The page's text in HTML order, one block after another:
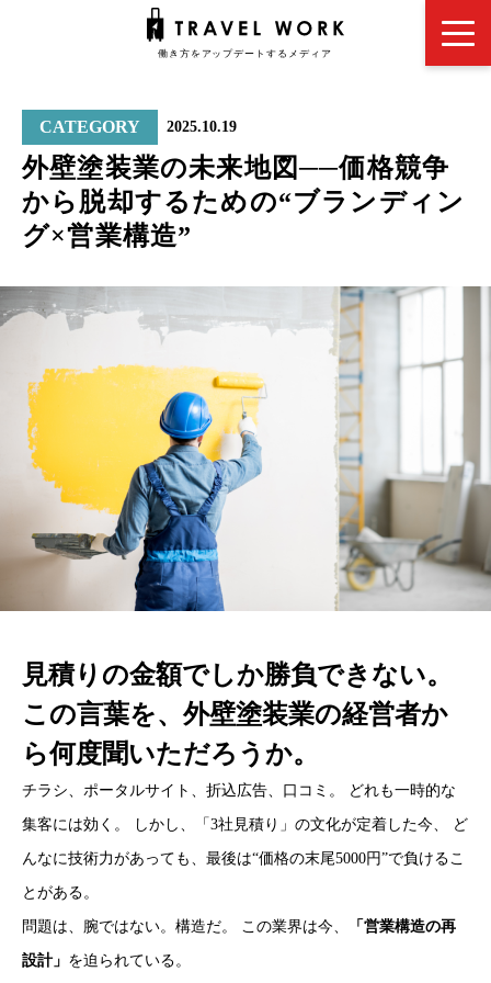
CATEGORY 2025.10.19
外壁塗装業の未来地図──価格競争
から脱却するための“ブランディン
グ×営業構造”
見積りの金額でしか勝負できない。
この言葉を、外壁塗装業の経営者か
ら何度聞いただろうか。
チラシ、ポータルサイト、折込広告、口コミ。 どれも一時的な
集客には効く。 しかし、「3社見積り」の文化が定着した今、 ど
んなに技術力があっても、最後は“価格の末尾5000円”で負けるこ
とがある。
問題は、腕ではない。構造だ。 この業界は今、 「営業構造の再
設計」 を迫られている。